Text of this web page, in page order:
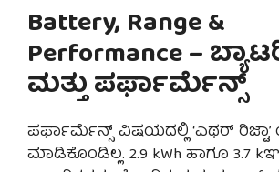
Battery, Range &
Performance –
ಮತ್ತು ಪರ್ಫಾರ್ಮೆನ್ಸ್
ಪರ್ಫಾರ್ಮೆನ್ಸ್ ವಿಷಯದಲ್ಲಿ ‘ಎಥರ್
ಮಾಡಿಕೊಂಡಿಲ್ಲ. 2.9 kWh ಹಾಗೂ 3.7